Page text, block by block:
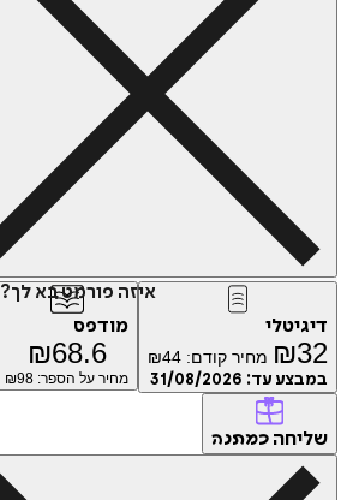
איזה פורמט בא לך?
דיגיטלי
₪32 מחיר קודם: ₪44
במבצע עד: 31/08/2026
מודפס
₪68.6
מחיר על הספר: ₪ 98
שליחה כמתנה